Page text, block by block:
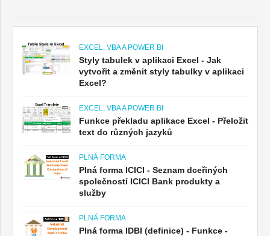
EXCEL, VBA A POWER BI
Styly tabulek v aplikaci Excel - Jak
vytvořit a změnit styly tabulky v aplikaci
Excel?
EXCEL, VBA A POWER BI
Funkce překladu aplikace Excel - Přeložit
text do různých jazyků
PLNÁ FORMA
Plná forma ICICI - Seznam dceřiných
společností ICICI Bank produkty a
služby
PLNÁ FORMA
Plná forma IDBI (definice) - Funkce -